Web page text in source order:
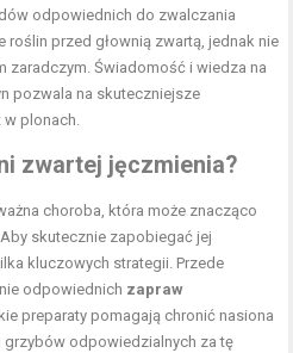
odpowiednich do zwalczania
przed głownią zwartą, jednak nie
zaradczym. Świadomość i wiedza na
pozwala na skuteczniejsze
w plonach.
zwartej jęczmienia?
choroba, która może znacząco
skutecznie zapobiegać jej
kluczowych strategii. Przede
odpowiednich zapraw
preparaty pomagają chronić nasiona
grzybów odpowiedzialnych za tę